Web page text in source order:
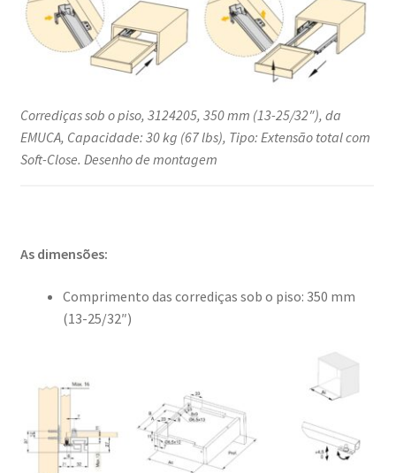
Corrediças sob o piso, 3124205, 350 mm (13-25/32″), da
EMUCA, Capacidade: 30 kg (67 lbs), Tipo: Extensão total com
Soft-Close. Desenho de montagem
As dimensões:
Comprimento das corrediças sob o piso: 350 mm
(13-25/32″)